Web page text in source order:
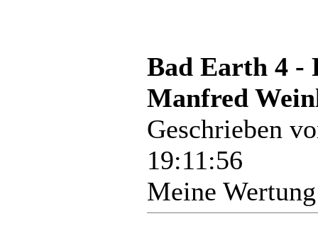
Bad Earth 4 -
Manfred
Geschrieben
19:11:56
Meine